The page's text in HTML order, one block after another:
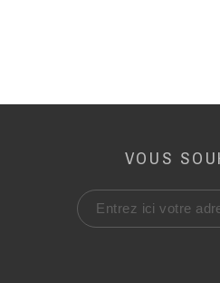
VOUS